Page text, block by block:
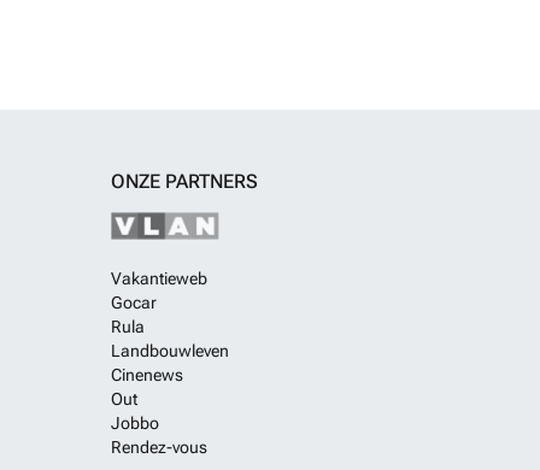
ONZE PARTNERS
Vakantieweb
Gocar
Rula
Landbouwleven
Cinenews
Out
Jobbo
Rendez-vous